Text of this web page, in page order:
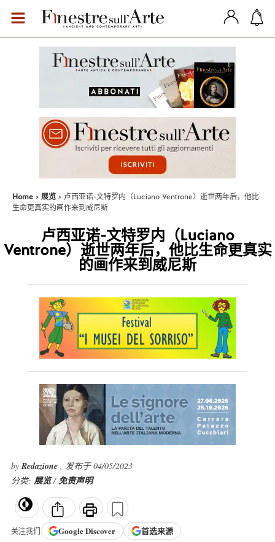
Home 展览
卢西亚诺-文特罗内（Luciano Ventrone）逝世两年后，他比
生命更真实的画作来到威尼斯
卢西亚诺-文特罗内（Luciano
Ventrone）逝世两年后，他比生命更真实
的画作来到威尼斯
byRedazione , 发布于 04/05/2023
分类: 展览/免责声明
关注我们 GoogleDiscover 首选来源